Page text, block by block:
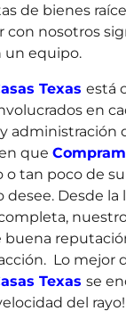
de bienes
con nosotros
un equipo.
Texas está
en
administración
que
o tan poco de
desee. Desde la
buena
Lo mejor
Texas se
del rayo!